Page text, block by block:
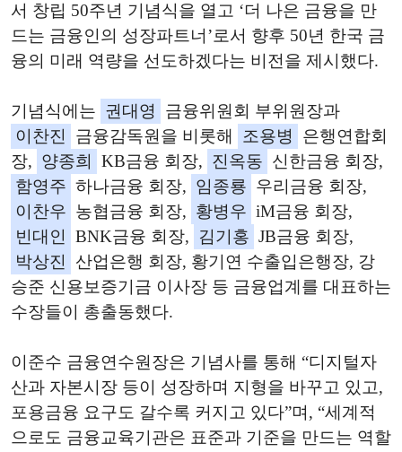
서 창립 50주년 기념식을 열고 ‘더 나은 금융을 만
드는 금융인의 성장파트너’로서 향후 50년 한국 금
융의 미래 역량을 선도하겠다는 비전을 제시했다.
기념식에는 권대영
금융위원회 부위원장과
이찬진
금융감독원을 비롯해 조용병
은행연합회
장, 양종희 KB금융 회장, 진옥동 신한금융 회장,
함영주 하나금융 회장, 임종룡 우리금융 회장,
이찬우 농협금융 회장, 황병우 iM금융 회장,
빈대인
BNK금융 회장, 김기홍 JB금융 회장,
박상진
산업은행 회장, 황기연 수출입은행장, 강
승준 신용보증기금 이사장 등 금융업계를 대표하는
수장들이 총출동했다.
이준수 금융연수원장은 기념사를 통해 “디지털자
산과 자본시장 등이 성장하며 지형을 바꾸고 있고,
포용금융 요구도 갈수록 커지고 있다”며, “세계적
으로도 금융교육기관은 표준과 기준을 만드는 역할